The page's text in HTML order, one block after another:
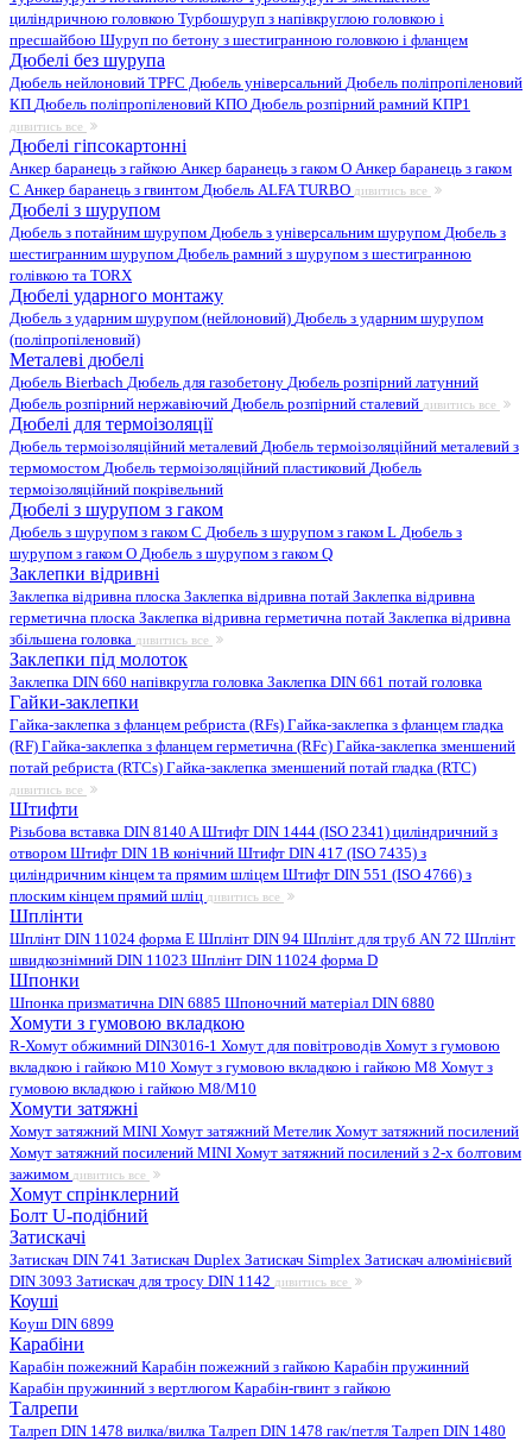
циліндричною головкою Турбошуруп з напівкруглою головкою і
пресшайбою Шуруп по бетону з шестигранною головкою і фланцем
Дюбелі без шурупа
Дюбель нейлоновий TPFC Дюбель універсальний Дюбель поліпропіленовий
КП Дюбель поліпропіленовий КПО Дюбель розпірний рамний КПР1
дивитись все
Дюбелі гіпсокартонні
Анкер баранець з гайкою Анкер баранець з гаком O Анкер баранець з гаком
С Анкер баранець з гвинтом Дюбель ALFA TURBO дивитись все
Дюбелі з шурупом
Дюбель з потайним шурупом Дюбель з універсальним шурупом Дюбель з
шестигранним шурупом Дюбель рамний з шурупом з шестигранною
голівкою та TORX
Дюбелі ударного монтажу
Дюбель з ударним шурупом (нейлоновий) Дюбель з ударним шурупом
(поліпропіленовий)
Металеві дюбелі
Дюбель Bierbach Дюбель для газобетону Дюбель розпірний латунний
Дюбель розпірний нержавіючий Дюбель розпірний сталевий дивитись все
Дюбелі для термоізоляції
Дюбель термоізоляційний металевий Дюбель термоізоляційний металевий з
термомостом Дюбель термоізоляційний пластиковий Дюбель
термоізоляційний покрівельний
Дюбелі з шурупом з гаком
Дюбель з шурупом з гаком C Дюбель з шурупом з гаком L Дюбель з
шурупом з гаком O Дюбель з шурупом з гаком Q
Заклепки відривні
Заклепка відривна плоска Заклепка відривна потай Заклепка відривна
герметична плоска Заклепка відривна герметична потай Заклепка відривна
збільшена головка дивитись все
Заклепки під молоток
Заклепка DIN 660 напівкругла головка Заклепка DIN 661 потай головка
Гайки-заклепки
Гайка-заклепка з фланцем ребриста (RFs) Гайка-заклепка з фланцем гладка
(RF) Гайка-заклепка з фланцем герметична (RFc) Гайка-заклепка зменшений
потай ребриста (RTCs) Гайка-заклепка зменшений потай гладка (RTC)
дивитись все
Штифти
Різьбова вставка DIN 8140 AШтифт DIN 1444 (ISO 2341) циліндричний з
отвором Штифт DIN 1B конічний Штифт DIN 417 (ISO 7435) з
циліндричним кінцем та прямим шліцем Штифт DIN 551 (ISO 4766) з
плоским кінцем прямий шліц дивитись все
Шплінти
Шплінт DIN 11024 форма E Шплінт DIN 94 Шплінт для труб AN 72 Шплінт
швидкознімний DIN 11023 Шплінт DIN 11024 форма D
Шпонки
Шпонка призматична DIN 6885 Шпоночний матеріал DIN 6880
Хомути з гумовою вкладкою
R-Хомут обжимний DIN3016-1 Хомут для повітроводів Хомут з гумовою
вкладкою і гайкою M10 Хомут з гумовою вкладкою і гайкою M8 Хомут з
гумовою вкладкою і гайкою М8/M10
Хомути затяжні
Хомут затяжний MINI Хомут затяжний МетеликХомут затяжний посилений
Хомут затяжний посилений MINI Хомут затяжний посилений з 2-х болтовим
зажимом дивитись все
Хомут спрінклерний
Болт U-подібний
Затискачі
Затискач DIN 741 Затискач Duplex Затискач Simplex Затискач алюмінієвий
DIN 3093 Затискач для тросу DIN 1142 дивитись все
Коуші
Коуш DIN 6899
Карабіни
Карабін пожежний Карабін пожежний з гайкою Карабін пружинний
Карабін пружинний з вертлюгом Карабін-гвинт з гайкою
Талрепи
Талреп DIN 1478 вилка/вилка Талреп DIN 1478 гак/петля Талреп DIN 1480